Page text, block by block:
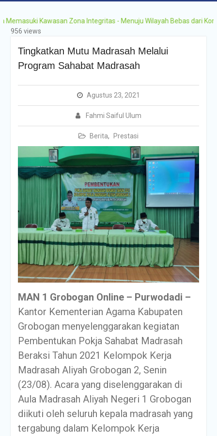
Boarding Sains,
2026-2027
Kawasan Zona Integritas - Menuju Wilayah Bebas dari Korupsi
956 views
Tingkatkan Mutu Madrasah Melalui
Program Sahabat Madrasah
Agustus 23, 2021
Fahmi Saiful Ulum
Berita, Prestasi
MAN 1 Grobogan Online – Purwodadi –
Kantor Kementerian Agama Kabupaten
Grobogan menyelenggarakan kegiatan
Pembentukan Pokja Sahabat Madrasah
Beraksi Tahun 2021 Kelompok Kerja
Madrasah Aliyah Grobogan 2, Senin
(23/08). Acara yang diselenggarakan di
Aula Madrasah Aliyah Negeri 1 Grobogan
diikuti oleh seluruh kepala madrasah yang
tergabung dalam Kelompok Kerja